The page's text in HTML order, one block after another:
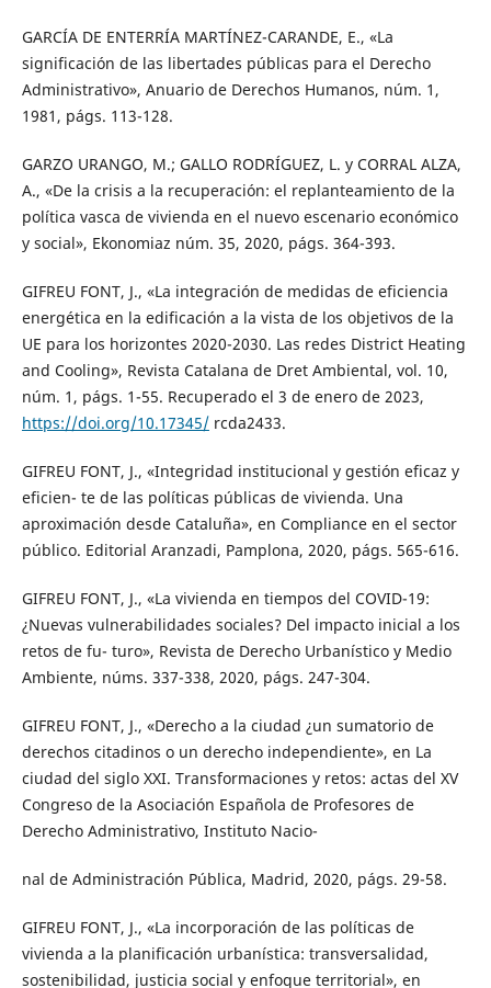
GARCÍA DE ENTERRÍA MARTÍNEZ-CARANDE, E., «La
significación de las libertades públicas para el Derecho
Administrativo», Anuario de Derechos Humanos, núm. 1,
1981, págs. 113-128.
GARZO URANGO, M.; GALLO RODRÍGUEZ, L. y CORRAL ALZA,
A., «De la crisis a la recuperación: el replanteamiento de la
política vasca de vivienda en el nuevo escenario económico
y social», Ekonomiaz núm. 35, 2020, págs. 364-393.
GIFREU FONT, J., «La integración de medidas de eficiencia
energética en la edificación a la vista de los objetivos de la
UE para los horizontes 2020-2030. Las redes District Heating
and Cooling», Revista Catalana de Dret Ambiental, vol. 10,
núm. 1, págs. 1-55. Recuperado el 3 de enero de 2023,
https://doi.org/10.17345/rcda2433.
GIFREU FONT, J., «Integridad institucional y gestión eficaz y
eficien- te de las políticas públicas de vivienda. Una
aproximación desde Cataluña», en Compliance en el sector
público. Editorial Aranzadi, Pamplona, 2020, págs. 565-616.
GIFREU FONT, J., «La vivienda en tiempos del COVID-19:
¿Nuevas vulnerabilidades sociales? Del impacto inicial a los
retos de fu- turo», Revista de Derecho Urbanístico y Medio
Ambiente, núms. 337-338, 2020, págs. 247-304.
GIFREU FONT, J., «Derecho a la ciudad ¿un sumatorio de
derechos citadinos o un derecho independiente», en La
ciudad del siglo XXI. Transformaciones y retos: actas del XV
Congreso de la Asociación Española de Profesores de
Derecho Administrativo, Instituto Nacio-
nal de Administración Pública, Madrid, 2020, págs. 29-58.
GIFREU FONT, J., «La incorporación de las políticas de
vivienda a la planificación urbanística: transversalidad,
sostenibilidad, justicia social y enfoque territorial», en